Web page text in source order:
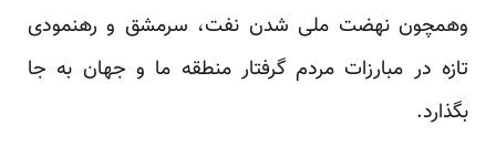
وهمچون نهضت ملی شدن نفت، سرمشق و رهنمودی
تازه در مبارزات مردم گرفتار منطقه ما و جهان به جا
بگذارد.